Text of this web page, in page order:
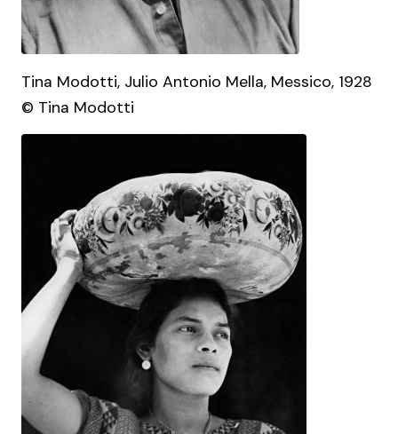
Tina Modotti, Julio Antonio Mella, Messico, 1928
© Tina Modotti